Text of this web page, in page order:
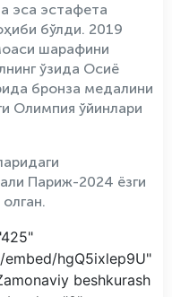
эса эстафета
бўлди. 2019
шарафини
ўзида Осиё
бронза медалини
Олимпия ўйинлари
Париж-2024 ёзги
hgQ5ixlep9U"
beshkurash